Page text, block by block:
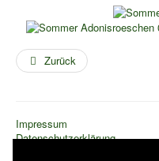
Naturschutz
Wildschützhütte
Suchen
...
Zurück
Impressum
Datenschutzerklärung